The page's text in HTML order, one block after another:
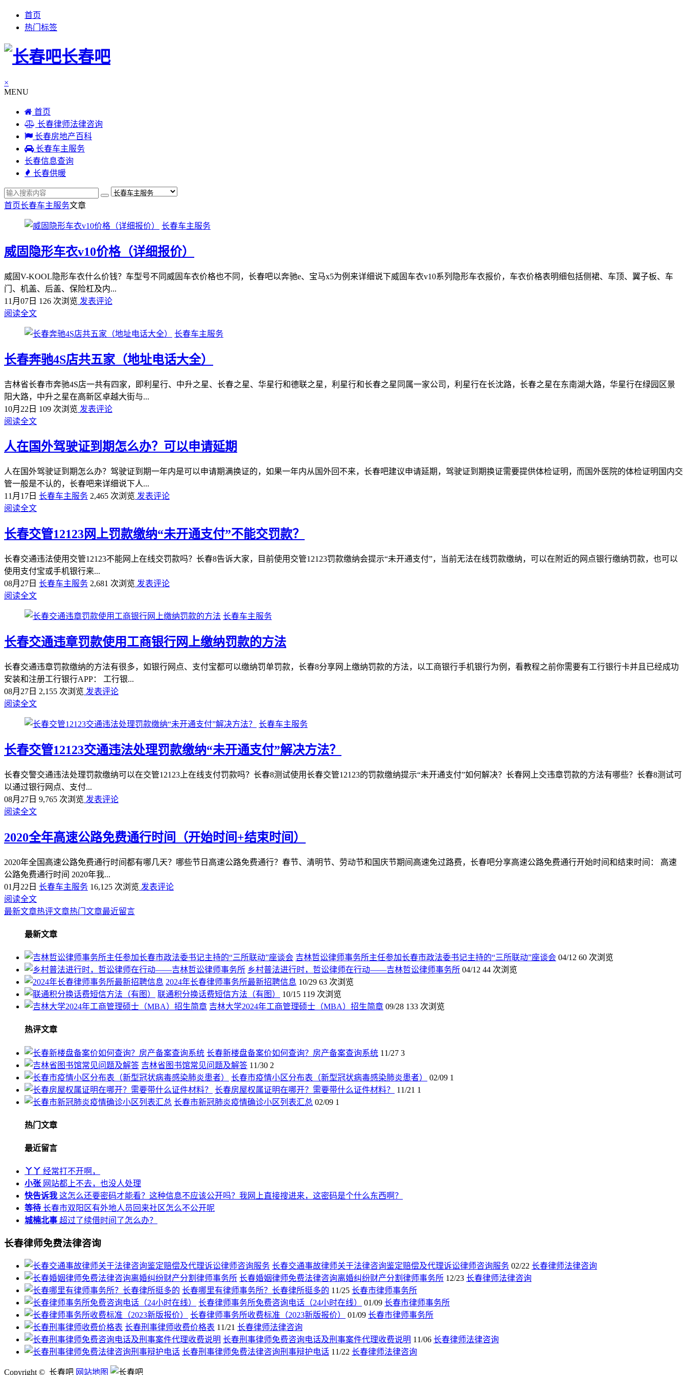
首页
热门标签
长春吧
×
MENU
首页
长春律师法律咨询
长春房地产百科
长春车主服务
长春信息查询
长春供暖
首页长春车主服务文章
长春车主服务
威固隐形车衣v10价格（详细报价）
威固V-KOOL隐形车衣什么价钱？车型号不同威固车衣价格也不同，长春吧以奔驰e、宝马x5为例来详细说下威固车衣v10系列隐形车衣报价，车衣价格表明细包括侧裙、车顶、翼子板、车
门、机盖、后盖、保险杠及内...
11月07日 126 次浏览 发表评论
阅读全文
长春车主服务
长春奔驰4S店共五家（地址电话大全）
吉林省长春市奔驰4S店一共有四家，即利星行、中升之星、长春之星、华星行和德联之星，利星行和长春之星同属一家公司，利星行在长沈路，长春之星在东南湖大路，华星行在绿园区景
阳大路，中升之星在高新区卓越大街与...
10月22日 109 次浏览 发表评论
阅读全文
人在国外驾驶证到期怎么办？可以申请延期
人在国外驾驶证到期怎么办？驾驶证到期一年内是可以申请期满换证的，如果一年内从国外回不来，长春吧建议申请延期，驾驶证到期换证需要提供体检证明，而国外医院的体检证明国内交
管一般是不认的，长春吧来详细说下人...
11月17日 长春车主服务 2,465 次浏览 发表评论
阅读全文
长春交管12123网上罚款缴纳“未开通支付”不能交罚款？
长春交通违法使用交管12123不能网上在线交罚款吗？长春8告诉大家，目前使用交管12123罚款缴纳会提示“未开通支付”，当前无法在线罚款缴纳，可以在附近的网点银行缴纳罚款，也可以
使用支付宝或手机银行来...
08月27日 长春车主服务 2,681 次浏览 发表评论
阅读全文
长春车主服务
长春交通违章罚款使用工商银行网上缴纳罚款的方法
长春交通违章罚款缴纳的方法有很多，如银行网点、支付宝都可以缴纳罚单罚款，长春8分享网上缴纳罚款的方法，以工商银行手机银行为例，看教程之前你需要有工行银行卡并且已经成功
安装和注册工行银行APP： 工行银...
08月27日 2,155 次浏览 发表评论
阅读全文
长春车主服务
长春交管12123交通违法处理罚款缴纳“未开通支付”解决方法？
长春交警交通违法处理罚款缴纳可以在交管12123上在线支付罚款吗？长春8测试使用长春交管12123的罚款缴纳提示“未开通支付”如何解决？长春网上交违章罚款的方法有哪些？长春8测试可
以通过银行网点、支付...
08月27日 9,765 次浏览 发表评论
阅读全文
2020全年高速公路免费通行时间（开始时间+结束时间）
2020年全国高速公路免费通行时间都有哪几天？哪些节日高速公路免费通行？春节、清明节、劳动节和国庆节期间高速免过路费，长春吧分享高速公路免费通行开始时间和结束时间： 高速
公路免费通行时间 2020年我...
01月22日 长春车主服务 16,125 次浏览 发表评论
阅读全文
最新文章热评文章热门文章最近留言
最新文章
吉林哲讼律师事务所主任参加长春市政法委书记主持的“三所联动”座谈会 04/12 60 次浏览
乡村普法进行时，哲讼律师在行动——吉林哲讼律师事务所 04/12 44 次浏览
2024年长春律师事务所最新招聘信息 10/29 63 次浏览
联通积分换话费短信方法（有图）
10/15 119 次浏览
吉林大学2024年工商管理硕士（MBA）招生简章 09/28 133 次浏览
热评文章
长春新楼盘备案价如何查询？房产备案查询系统 11/27 3
吉林省图书馆常见问题及解答 11/30 2
长春市疫情小区分布表（新型冠状病毒感染肺炎患者）
02/09 1
长春房屋权属证明在哪开？需要带什么证件材料？
11/21 1
长春市新冠肺炎疫情确诊小区列表汇总 02/09 1
热门文章
最近留言
丫丫 经常打不开啊，
小张 网站都上不去，也没人处理
快告诉我 这怎么还要密码才能看？这种信息不应该公开吗？我网上直接搜进来，这密码是个什么东西啊？
等待 长春市双阳区有外地人员回来社区怎么不公开呢
城楠北事 超过了续借时间了怎么办？
长春律师免费法律咨询
长春交通事故律师关于法律咨询鉴定赔偿及代理诉讼律师咨询服务 02/22 长春律师法律咨询
长春婚姻律师免费法律咨询离婚纠纷财产分割律师事务所 12/23 长春律师法律咨询
长春哪里有律师事务所？长春律所挺多的 11/25 长春市律师事务所
长春律师事务所免费咨询电话（24小时在线）
01/09 长春市律师事务所
长春律师事务所收费标准（2023新版报价）
01/09 长春市律师事务所
长春刑事律师收费价格表 11/21 长春律师法律咨询
长春刑事律师免费咨询电话及刑事案件代理收费说明 11/06 长春律师法律咨询
长春刑事律师免费法律咨询刑事辩护电话 11/22 长春律师法律咨询
Copyright © 长春吧 网站地图